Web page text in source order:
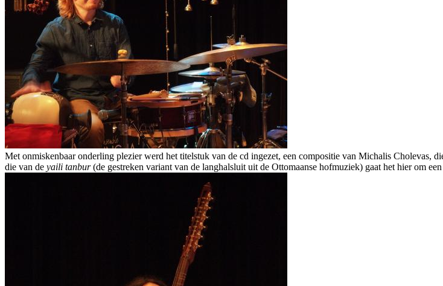
Met onmiskenbaar onderling plezier werd het titelstuk van de cd ingezet, een compositie van Michalis Cholevas,
die van de yaili tanbur(de gestreken variant van de langhalsluit uit de Ottomaanse hofmuziek) gaat het hier om